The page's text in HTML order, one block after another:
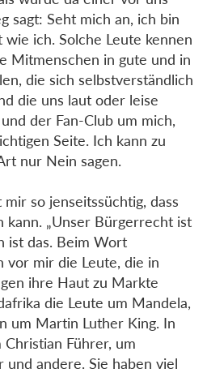
sagt: Seht mich an, ich bin
ich. Solche Leute kennen
Mitmenschen in gute und in
die sich selbstverständlich
die uns laut oder leise
der Fan-Club um mich,
Seite. Ich kann zu
nur Nein sagen.
so jenseitssüchtig, dass
kann. „Unser Bürgerrecht ist
ist das. Beim Wort
vor mir die Leute, die in
ihre Haut zu Markte
die Leute um Mandela,
um Martin Luther King. In
Führer, um
und andere. Sie haben viel